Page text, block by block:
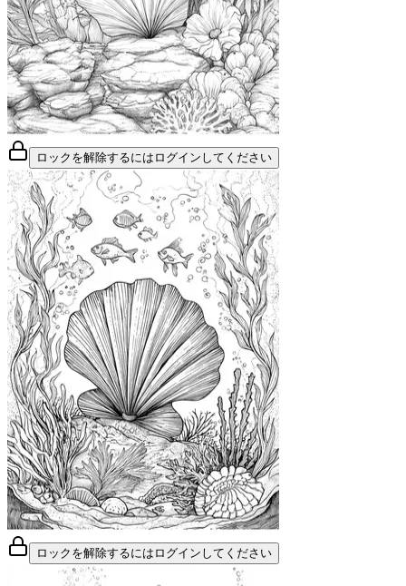
ロックを解除するにはログインしてください
ロックを解除するにはログインしてください